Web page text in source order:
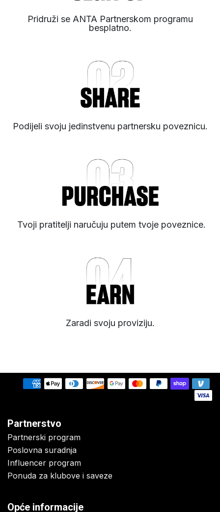
Pridruži se ANTA Partnerskom programu
besplatno.
Podijeli svoju jedinstvenu partnersku poveznicu.
Tvoji pratitelji naručuju putem tvoje poveznice.
Zaradi svoju proviziju.
Partnerstvo
Partnerski program
Poslovna suradnja
Influencer program
Ponuda za klubove i saveze
Opće informacije